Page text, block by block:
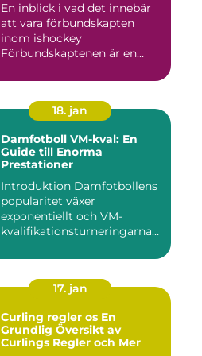
En inblick i vad det innebär
att vara förbundskapten
inom ishockey
Förbundskaptenen är en
18. jan
Damfotboll VM-kval: En
Guide till Enorma
Prestationer
Introduktion Damfotbollens
popularitet växer
exponentiellt och VM-
kvalifikationsturneringarna
17. jan
Curling regler os En
Grundlig Översikt av
Curlings Regler och Mer